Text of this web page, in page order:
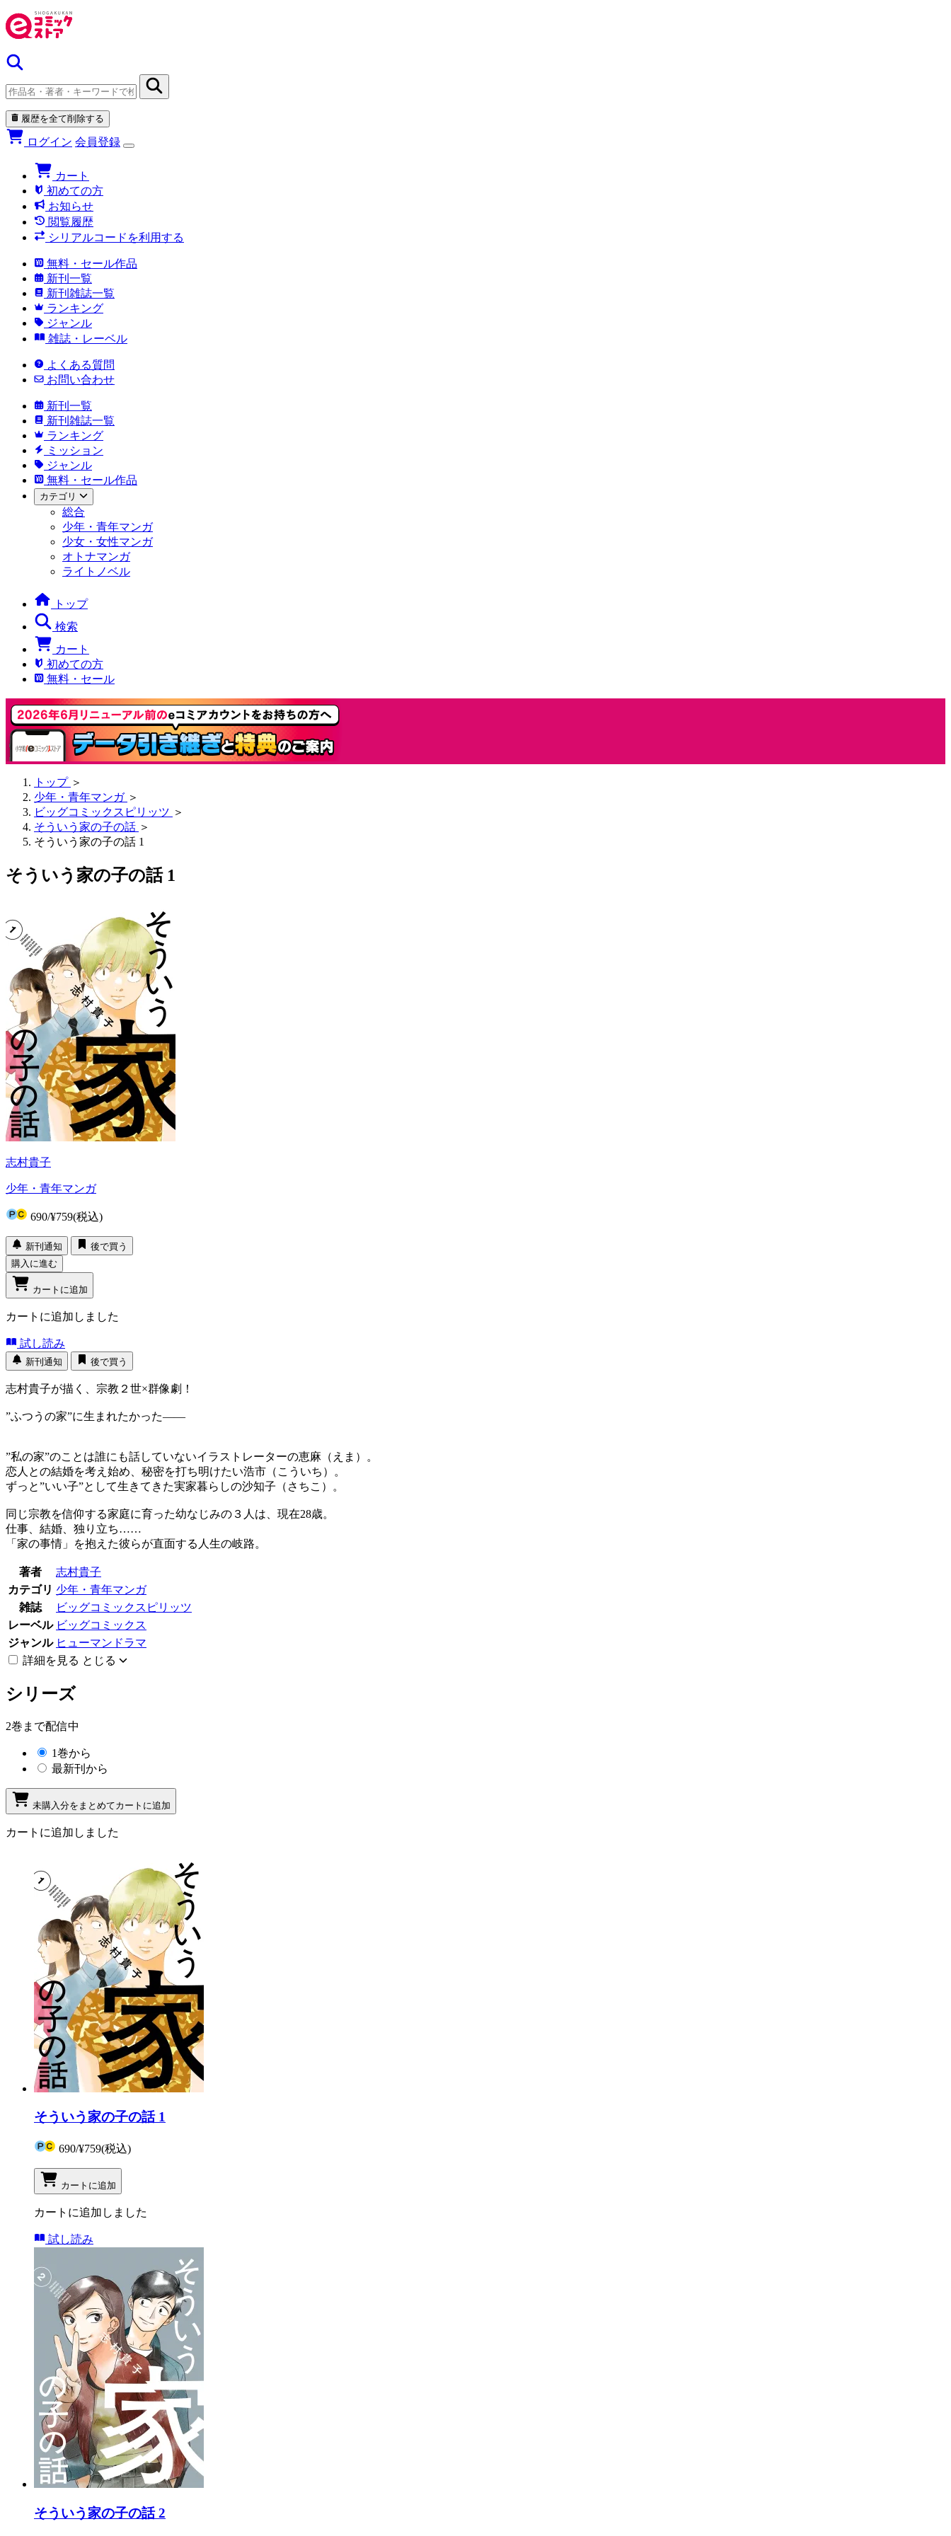
履歴を全て削除する
ログイン 会員登録
カート
初めての方
お知らせ
閲覧履歴
シリアルコードを利用する
無料・セール作品
新刊一覧
新刊雑誌一覧
ランキング
ジャンル
雑誌・レーベル
よくある質問
お問い合わせ
新刊一覧
新刊雑誌一覧
ランキング
ミッション
ジャンル
無料・セール作品
カテゴリ
総合
少年・青年マンガ
少女・女性マンガ
オトナマンガ
ライトノベル
トップ
検索
カート
初めての方
無料・セール
トップ ＞
少年・青年マンガ ＞
ビッグコミックスピリッツ ＞
そういう家の子の話 ＞
そういう家の子の話 1
そういう家の子の話 1
志村貴子
少年・青年マンガ
690/¥759(税込)
新刊通知
後で買う
購入に進む
カートに追加
カートに追加しました
試し読み
新刊通知 後で買う
志村貴子が描く、宗教２世×群像劇！
”ふつうの家”に生まれたかった――
”私の家”のことは誰にも話していないイラストレーターの恵麻（えま）。
恋人との結婚を考え始め、秘密を打ち明けたい浩市（こういち）。
ずっと”いい子”として生きてきた実家暮らしの沙知子（さちこ）。
同じ宗教を信仰する家庭に育った幼なじみの３人は、現在28歳。
仕事、結婚、独り立ち……
「家の事情」を抱えた彼らが直面する人生の岐路。
著者
志村貴子
カテゴリ 少年・青年マンガ
雑誌
ビッグコミックスピリッツ
レーベル ビッグコミックス
ジャンル ヒューマンドラマ
詳細を見る とじる
シリーズ
2巻まで配信中
1巻から
最新刊から
未購入分をまとめてカートに追加
カートに追加しました
そういう家の子の話 1
690/¥759(税込)
カートに追加
カートに追加しました
試し読み
そういう家の子の話 2